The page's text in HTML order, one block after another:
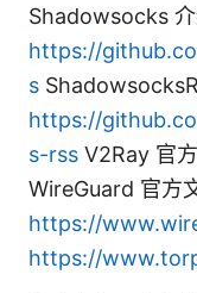
Shadowsocks
https://
s
https://
s-rss V2Ray 官
WireGuard 官方
https://
https://